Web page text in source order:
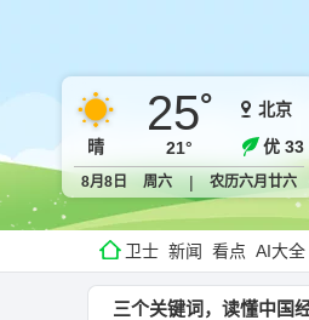
晴
25°
21°
北京
优 33
8月8日 周六 | 农历六月廿六
卫士 新闻 看点 AI大全
三个关键词，读懂中国